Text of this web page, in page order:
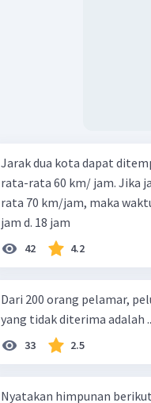
Jarak dua kota dapat
rata-rata 60 km/ jam. Jika
rata 70 km/jam, maka waktu yang
jam d. 18 jam
42 4.2
Dari 200 orang pelamar,
yang tidak diterima adalah
33 2.5
Nyatakan himpunan